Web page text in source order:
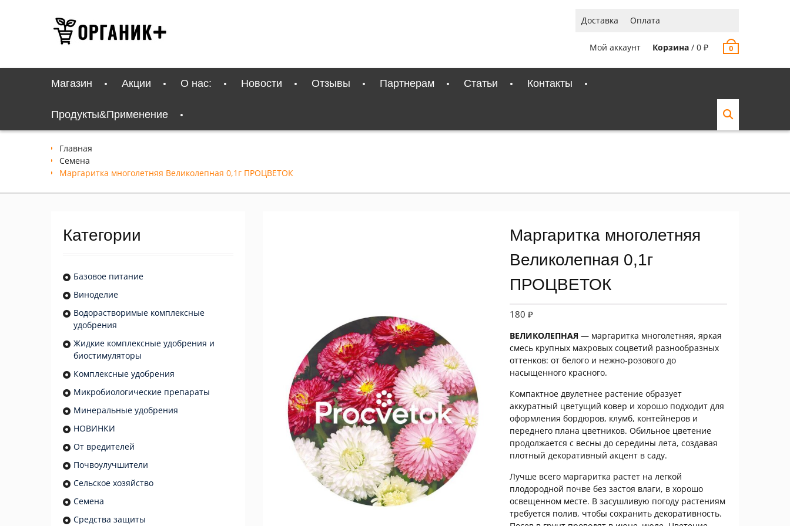
содержимому
Доставка Оплата
Мой аккаунт Корзина / 0 ₽ 0
Магазин Акции О нас: Новости Отзывы Партнерам Статьи Контакты
Продукты&Применение
Главная
Семена
Маргаритка многолетняя Великолепная 0,1г ПРОЦВЕТОК
Маргаритка многолетняя
Великолепная 0,1г
ПРОЦВЕТОК
180₽
ВЕЛИКОЛЕПНАЯ — маргаритка многолетняя, яркая
смесь крупных махровых соцветий разнообразных
оттенков: от белого и нежно-розового до
насыщенного красного.
Компактное двулетнее растение образует
аккуратный цветущий ковер и хорошо подходит для
оформления бордюров, клумб, контейнеров и
переднего плана цветников. Обильное цветение
продолжается с весны до середины лета, создавая
плотный декоративный акцент в саду.
Лучше всего маргаритка растет на легкой
плодородной почве без застоя влаги, в хорошо
освещенном месте. В засушливую погоду растениям
требуется полив, чтобы сохранить декоративность.
Категории
Базовое питание
Виноделие
Водорастворимые комплексные
удобрения
Жидкие комплексные удобрения и
биостимуляторы
Комплексные удобрения
Микробиологические препараты
Минеральные удобрения
НОВИНКИ
От вредителей
Почвоулучшители
Сельское хозяйство
Семена
Средства защиты